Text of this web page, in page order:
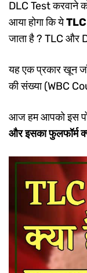
DLC Test करवाने
आया होगा कि ये
जाता है ? TLC और
यह एक प्रकार खून
की संख्या (WBC
आज हम आपको इस
और इसका फुलफॉर्म